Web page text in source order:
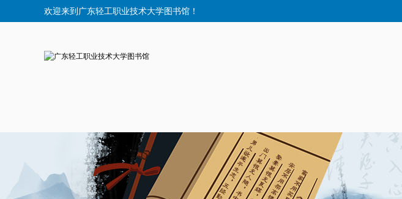
欢迎来到广东轻工职业技术大学图书馆！